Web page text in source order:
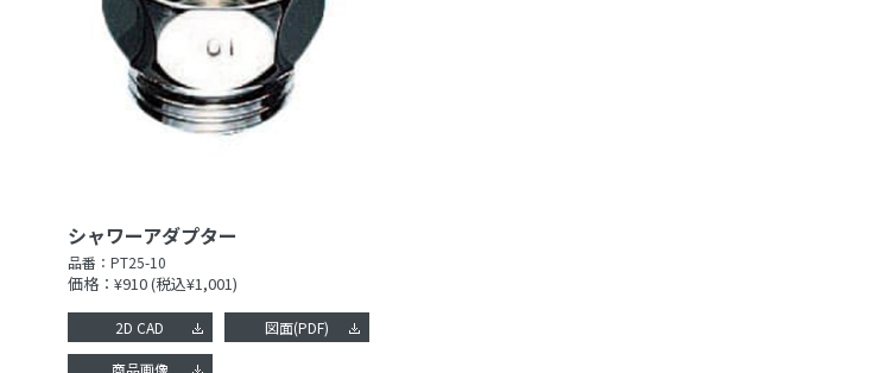
シャワーアダプター
品番： PT25-10
価格：¥910(税込¥1,001)
2D CAD 図面(PDF)
商品画像